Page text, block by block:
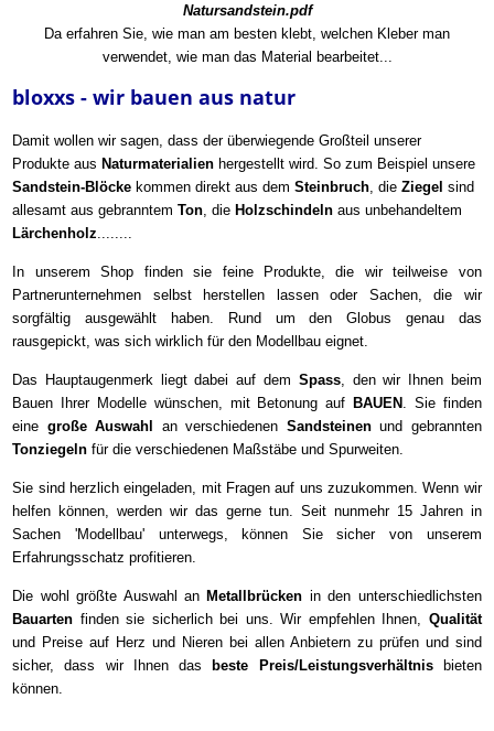
Natursandstein.pdf
Da erfahren Sie, wie man am besten klebt, welchen Kleber man
verwendet, wie man das Material bearbeitet...
bloxxs - wir bauen aus natur
Damit wollen wir sagen, dass der überwiegende Großteil unserer
Produkte aus Naturmaterialien hergestellt wird. So zum Beispiel unsere
Sandstein-Blöcke kommen direkt aus demSteinbruch, dieZiegel sind
allesamt aus gebranntemTon, die Holzschindeln aus unbehandeltem
Lärchenholz........
In unserem Shop finden sie feine Produkte, die wir teilweise von
Partnerunternehmen selbst herstellen lassen oder Sachen, die wir
sorgfältig ausgewählt haben. Rund um den Globus genau das
rausgepickt, was sich wirklich für den Modellbau eignet.
Das Hauptaugenmerk liegt dabei auf dem Spass, den wir Ihnen beim
Bauen Ihrer Modelle wünschen, mit Betonung auf BAUEN . Sie finden
eine große Auswahl an verschiedenen Sandsteinenund gebrannten
Tonziegeln für die verschiedenen Maßstäbe und Spurweiten.
Sie sind herzlich eingeladen, mit Fragen auf uns zuzukommen. Wenn wir
helfen können, werden wir das gerne tun. Seit nunmehr 15 Jahren in
Sachen 'Modellbau' unterwegs, können Sie sicher von unserem
Erfahrungsschatz profitieren.
Die wohl größte Auswahl an Metallbrücken in den unterschiedlichsten
Bauarten finden sie sicherlich bei uns. Wir empfehlen Ihnen, Qualität
und Preise auf Herz und Nieren bei allen Anbietern zu prüfen und sind
sicher, dass wir Ihnen das
beste Preis/Leistungsverhältnisbieten
können.